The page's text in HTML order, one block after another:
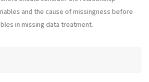
and the cause of missingness before
in missing data treatment.